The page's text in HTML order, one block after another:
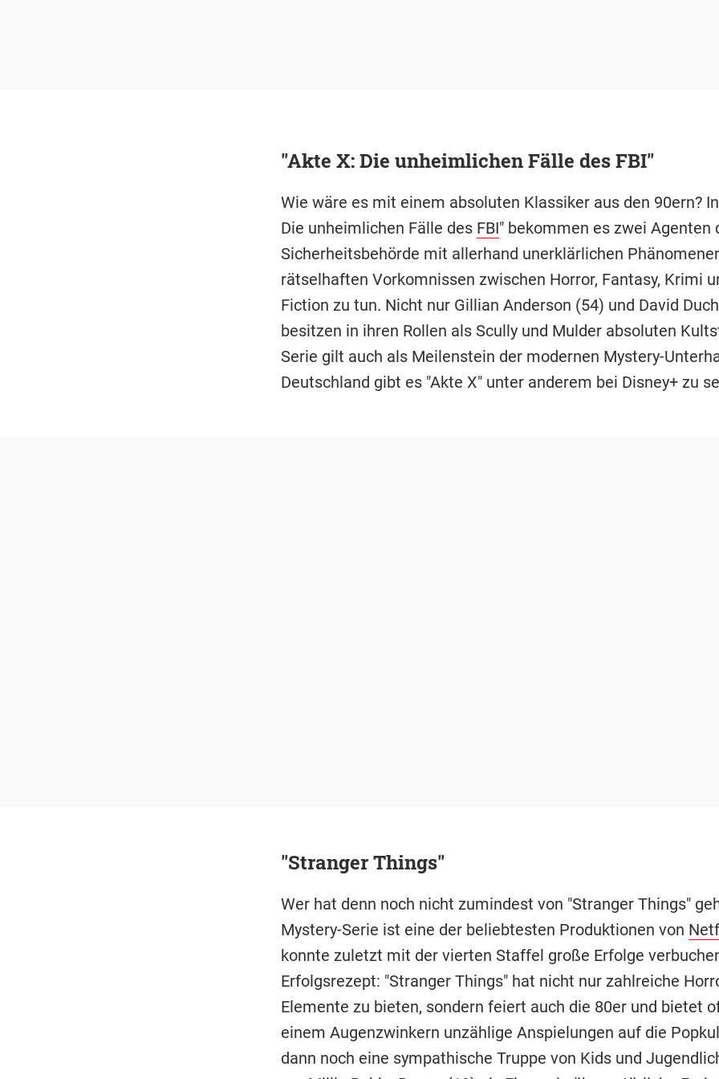
"Akte X: Die unheimlichen Fälle des FBI"
Wie wäre es mit einem absoluten Klassiker aus den 90ern?
Die unheimlichen Fälle des FBI" bekommen es zwei Agenten
Sicherheitsbehörde mit allerhand unerklärlichen
rätselhaften Vorkomnissen zwischen Horror, Fantasy, Krimi
Fiction zu tun. Nicht nur Gillian Anderson (54) und David
besitzen in ihren Rollen als Scully und Mulder absoluten
Serie gilt auch als Meilenstein der modernen Mystery-
Deutschland gibt es "Akte X" unter anderem bei Disney+ zu
"Stranger Things"
Wer hat denn noch nicht zumindest von "Stranger Things"
Mystery-Serie ist eine der beliebtesten Produktionen von
konnte zuletzt mit der vierten Staffel große Erfolge
Erfolgsrezept: "Stranger Things" hat nicht nur zahlreiche
Elemente zu bieten, sondern feiert auch die 80er und bietet
einem Augenzwinkern unzählige Anspielungen auf die
dann noch eine sympathische Truppe von Kids und